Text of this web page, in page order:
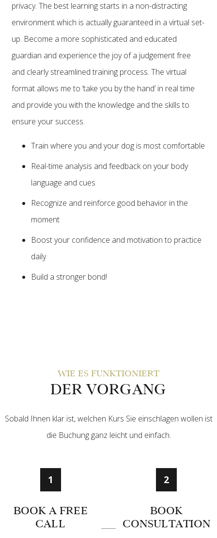
privacy. The best learning starts in a non-distracting
environment which is actually guaranteed in a virtual set-
up. Become a more sophisticated and educated
guardian and experience the joy of a judgement free
and clearly streamlined training process. The virtual
format allows me to ‘take you by the hand’ in real time
and provide you with the knowledge and the skills to
ensure your success.
Train where you and your dog is most comfortable
Real-time analysis and feedback on your body
language and cues
Recognize and reinforce good behavior in the
moment
Boost your confidence and motivation to practice
daily
Build a stronger bond!
WIE ES FUNKTIONIERT
DER VORGANG
Sobald Ihnen klar ist, welchen Kurs Sie einschlagen wollen ist
die Buchung ganz leicht und einfach.
1
BOOK A FREE
CALL
2
BOOK
CONSULTATION